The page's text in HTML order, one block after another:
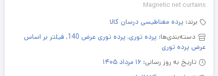
Magnetic net curtains
برند: پرده مغناطیسی درسان کالا
دسته‌بندی‌ها: پرده توری, پرده توری عرض 140 , فیلتر بر اساس
عرض پرده توری
تاریخ به روز رسانی: 16 مرداد 1405